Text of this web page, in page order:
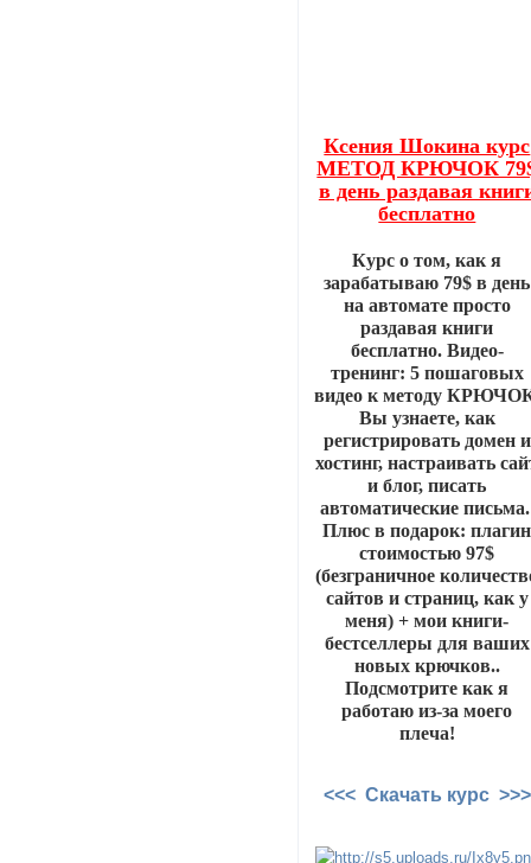
Ксения Шокина курс
МЕТОД КРЮЧОК
в день раздавая
бесплатно
Курс о том, как я
зарабатываю 79$ в день
на автомате просто
раздавая книги
бесплатно. Видео-
тренинг: 5 пошаговых
видео к методу
Вы узнаете, как
регистрировать домен и
хостинг, настраивать
и блог, писать
автоматические
Плюс в подарок: плагин
стоимостью 97$
(безграничное
сайтов и страниц, как у
меня) + мои книги-
бестселлеры для ваших
новых крючков..
Подсмотрите как я
работаю из-за моего
плеча!
<<< Скачать курс >>>